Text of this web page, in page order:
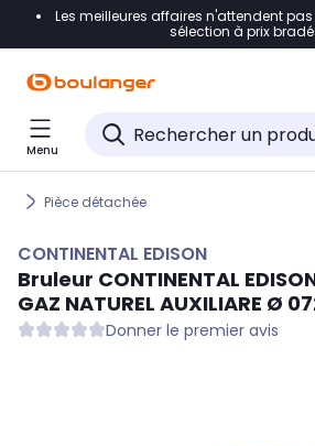
Accéder directement à la
Accéder directement au pied de
Accéder directement au chatbot
Les meilleures affaires n'attendent
sélection à prix
Menu
Pièce détachée
CONTINENTAL EDISON
Bruleur CONTINENTAL
GAZ NATUREL AUXILIARE Ø
Donner le premier avis